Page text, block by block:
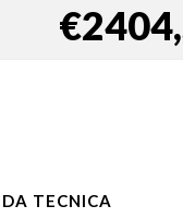
TECNICA